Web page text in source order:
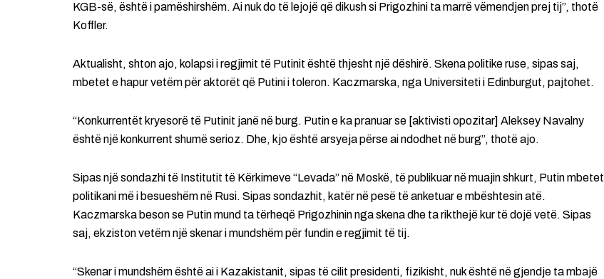
KGB-së, është i pamëshirshëm. Ai nuk do të lejojë që dikush si Prigozhini ta marrë vëmendjen prej tij”, thotë
Koffler.
Aktualisht, shton ajo, kolapsi i regjimit të Putinit është thjesht një dëshirë. Skena politike ruse, sipas saj,
mbetet e hapur vetëm për aktorët që Putini i toleron. Kaczmarska, nga Universiteti i Edinburgut, pajtohet.
“Konkurrentët kryesorë të Putinit janë në burg. Putin e ka pranuar se [aktivisti opozitar] Aleksey Navalny
është një konkurrent shumë serioz. Dhe, kjo është arsyeja përse ai ndodhet në burg”, thotë ajo.
Sipas një sondazhi të Institutit të Kërkimeve “Levada” në Moskë, të publikuar në muajin shkurt, Putin mbetet
politikani më i besueshëm në Rusi. Sipas sondazhit, katër në pesë të anketuar e mbështesin atë.
Kaczmarska beson se Putin mund ta tërheqë Prigozhinin nga skena dhe ta rikthejë kur të dojë vetë. Sipas
saj, ekziston vetëm një skenar i mundshëm për fundin e regjimit të tij.
“Skenar i mundshëm është ai i Kazakistanit, sipas të cilit presidenti, fizikisht, nuk është në gjendje ta mbajë